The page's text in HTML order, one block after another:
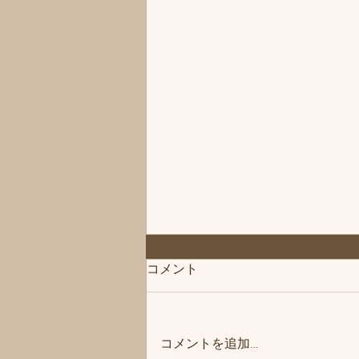
「次回は」練馬髪質改善トリ
シフィ(sihui)
ロン/練馬美容室、練馬美容院シ
コメント
コメントを追加…